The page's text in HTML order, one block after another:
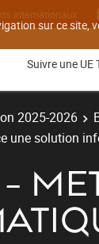
sur ce site,
internationaux
Suivre une UE
2025-2026
une solution